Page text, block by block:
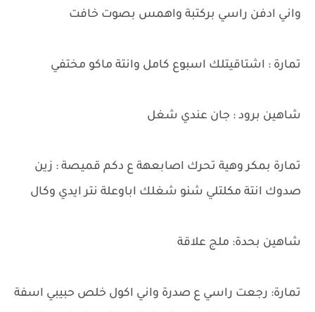
واني ادفن راسي بركتبة واهمس بصوت خافت
تمارة : اشتاقيتلك اسبوع كامل وانتة ماكو مختفي
شاهين برود : جان عندي شغل
تمارة بمكر وهية تحرك اصابعهة ع دكم قميصة : زين
صدوك انتة مكلتلي شنو شغلك اباوعلة نتر ايدي وكال
شاهين بحدة: ملج علاقة
تمارة: رجعت راسي ع صدرة واني اكول خلص حبيبي اسفة